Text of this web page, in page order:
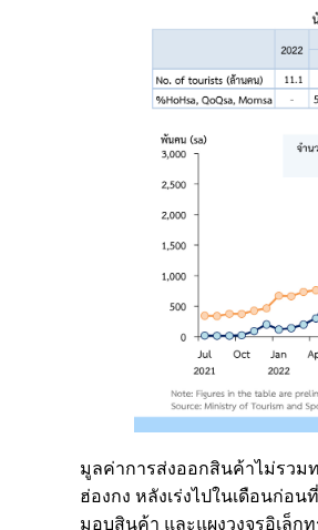
มูลค่าการส่งออกสินค้าไม่รวม
ฮ่องกง หลังเร่งไปในเดือนก่อ
มอบสินค้า และแผงวงจรอิเล็ก